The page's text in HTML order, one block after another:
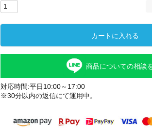
カートに入れる
商品についての相談
対応時間:平日10:00～17:00
※30分以内の返信にて運用中。